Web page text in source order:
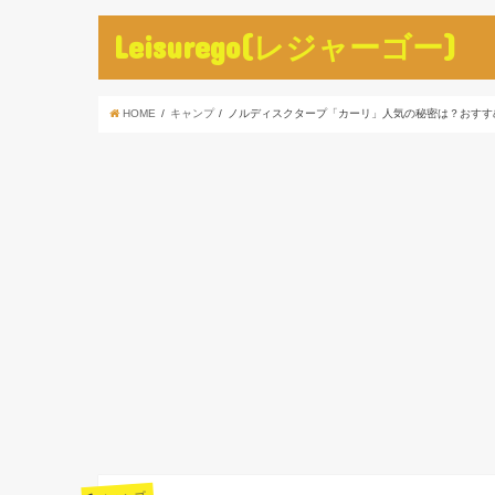
Leisurego(レジャーゴー)
HOME キャンプ ノルディスクタープ「カーリ」人気の秘密は？おすす